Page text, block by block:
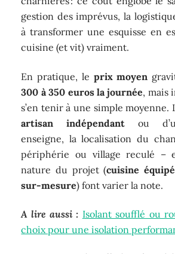
gestion des imprévus, la
à transformer une esquisse en
cuisine (et vit) vraiment.
En pratique, le prix moyen
300 à 350 euros la journée, mais
s’en tenir à une simple moyenne.
artisan indépendant ou
enseigne, la localisation du
périphérie ou village reculé –
nature du projet (cuisine
sur-mesure) font varier la note.
A lire aussi : Isolant soufflé ou
choix pour une isolation